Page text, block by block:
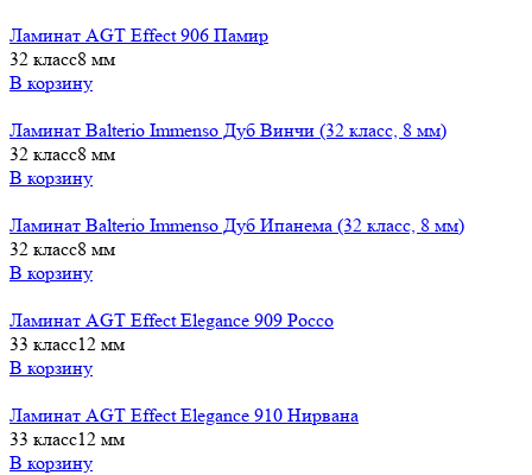
Ламинат AGT Effect 906 Памир
32 класс8 мм
В корзину
Ламинат Balterio Immenso Дуб Винчи (32 класс, 8 мм)
32 класс8 мм
В корзину
Ламинат Balterio Immenso Дуб Ипанема (32 класс, 8 мм)
32 класс8 мм
В корзину
Ламинат AGT Effect Elegance 909 Россо
33 класс12 мм
В корзину
Ламинат AGT Effect Elegance 910 Нирвана
33 класс12 мм
В корзину